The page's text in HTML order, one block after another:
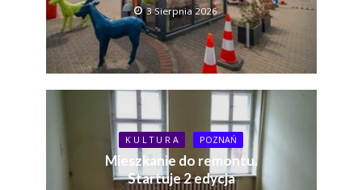
3 Sierpnia 2026
K U L T U R A POZNAŃ
Mieszkanie do remontu.
Startuje 2 edycja